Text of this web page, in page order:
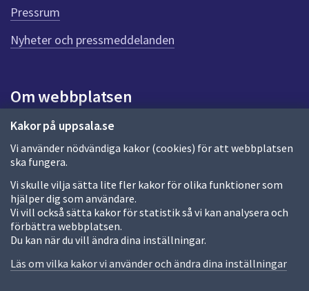
Kakor på uppsala.se
Vi använder nödvändiga kakor (cookies) för att webbplatsen
ska fungera.
Vi skulle vilja sätta lite fler kakor för olika funktioner som
hjälper dig som användare.
Vi vill också sätta kakor för statistik så vi kan analysera och
förbättra webbplatsen.
Du kan när du vill ändra dina inställningar.
Läs om vilka kakor vi använder och ändra dina inställningar
e
n
n
a
d
a
Pressrum
Nyheter och pressmeddelanden
Om webbplatsen
Om webbplatsen
Allmänna handlingar och diarium
Behandling av personuppgifter
Kakor
Språk (other languages)
Tillgänglighetsredogörelse